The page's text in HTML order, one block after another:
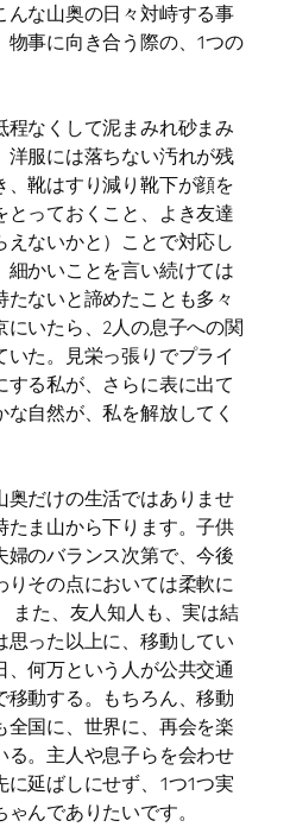
な山奥の日々対峙する事
事に向き合う際の、1つの
なくして泥まみれ砂まみ
服には落ちない汚れが残
、靴はすり減り靴下が顔を
っておくこと、よき友達
ないかと）ことで対応し
かいことを言い続けては
ないと諦めたことも多々
いたら、2人の息子への関
た。見栄っ張りでプライ
する私が、さらに表に出て
自然が、私を解放してく
だけの生活ではありませ
たま山から下ります。子供
のバランス次第で、今後
りその点においては柔軟に
また、友人知人も、実は結
った以上に、移動してい
、何万という人が公共交通
動する。もちろん、移動
全国に、世界に、再会を楽
る。主人や息子らを会わせ
延ばしにせず、1つ1つ実
んでありたいです。